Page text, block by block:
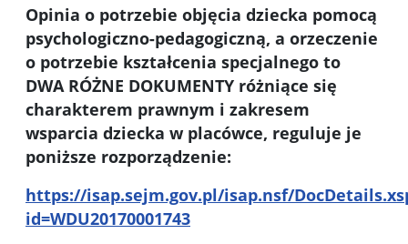
Opinia o potrzebie objęcia dziecka pomocą
psychologiczno-pedagogiczną, a orzeczenie
o potrzebie kształcenia specjalnego to
DWA RÓŻNE DOKUMENTY różniące się
charakterem prawnym i zakresem
wsparcia dziecka w placówce, reguluje je
poniższe rozporządzenie:
https://isap.sejm.gov.pl/isap.nsf/
id=WDU20170001743